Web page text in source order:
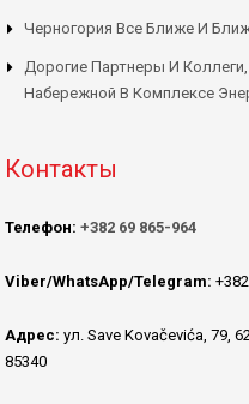
Черногория Все Ближе И
Дорогие Партнеры И
Набережной В Комплексе
Контакты
Телефон: +382 69 865-964
Viber/WhatsApp/Telegram:
Адрес: ул. Save Kovačevića, 79,
85340